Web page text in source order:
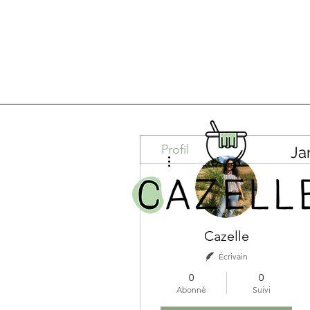
Cazelle
Écrivain
0
Abonné
0
Suivi
Plus d'actions
Profil